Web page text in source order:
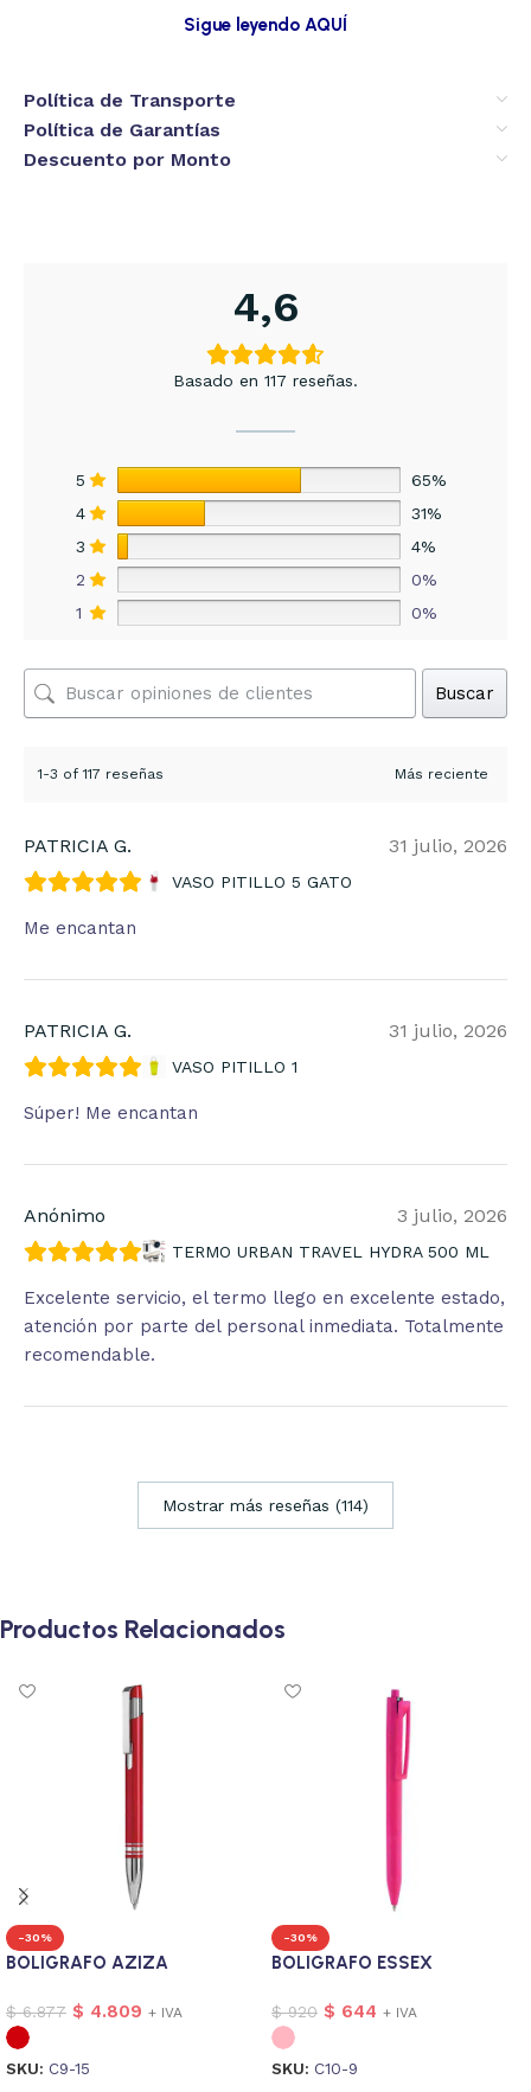
Sigue leyendo AQUÍ
Política de Transporte
Política de Garantías
Descuento por Monto
4,6
Basado en 117 reseñas.
5
65%
4
31%
3
4%
2
0%
1
0%
Buscar
1-3 of 117 reseñas
PATRICIA G. 31 julio, 2026
VASO PITILLO 5 GATO
Me encantan
PATRICIA G. 31 julio, 2026
VASO PITILLO 1
Súper! Me encantan
Anónimo 3 julio, 2026
TERMO URBAN TRAVEL HYDRA 500 ML
Excelente servicio, el termo llego en excelente estado,
atención por parte del personal inmediata. Totalmente
recomendable.
Mostrar más reseñas (114)
Productos Relacionados
-30%
BOLIGRAFO AZIZA
$6.877 $ 4.809 + IVA
SKU: C9-15
-30%
BOLIGRAFO ESSEX
$920 $ 644 + IVA
SKU: C10-9